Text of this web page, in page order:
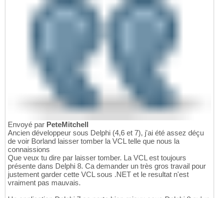
Envoyé par PeteMitchell
Ancien développeur sous Delphi (4,6 et 7), j'ai été assez déçu
de voir Borland laisser tomber la VCL telle que nous la
connaissions
Que veux tu dire par laisser tomber. La VCL est toujours
présente dans Delphi 8. Ca demander un très gros travail pour
justement garder cette VCL sous .NET et le resultat n'est
vraiment pas mauvais.